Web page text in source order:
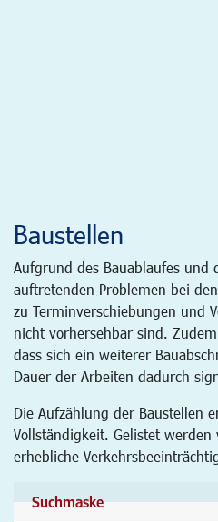
Baustellen
Aufgrund des Bauablaufes und
auftretenden Problemen bei
zu Terminverschiebungen und
nicht vorhersehbar sind.
dass sich ein weiterer
Dauer der Arbeiten dadurch
Die Aufzählung der Baustellen
Vollständigkeit. Gelistet
erhebliche
Suchmaske